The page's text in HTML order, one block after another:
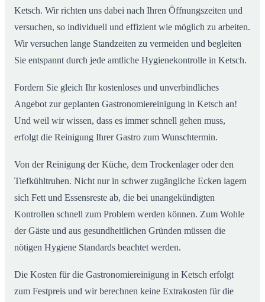
Ketsch. Wir richten uns dabei nach Ihren Öffnungszeiten und
versuchen, so individuell und effizient wie möglich zu arbeiten.
Wir versuchen lange Standzeiten zu vermeiden und begleiten
Sie entspannt durch jede amtliche Hygienekontrolle in Ketsch.
Fordern Sie gleich Ihr kostenloses und unverbindliches
Angebot zur geplanten Gastronomiereinigung in Ketsch an!
Und weil wir wissen, dass es immer schnell gehen muss,
erfolgt die Reinigung Ihrer Gastro zum Wunschtermin.
Von der Reinigung der Küche, dem Trockenlager oder den
Tiefkühltruhen. Nicht nur in schwer zugängliche Ecken lagern
sich Fett und Essensreste ab, die bei unangekündigten
Kontrollen schnell zum Problem werden können. Zum Wohle
der Gäste und aus gesundheitlichen Gründen müssen die
nötigen Hygiene Standards beachtet werden.
Die Kosten für die Gastronomiereinigung in Ketsch erfolgt
zum Festpreis und wir berechnen keine Extrakosten für die